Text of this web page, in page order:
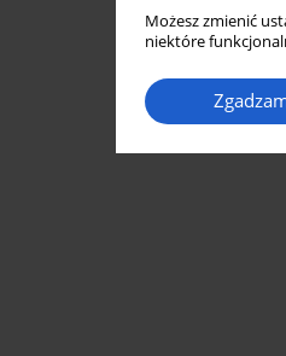
Możesz zmienić
niektóre